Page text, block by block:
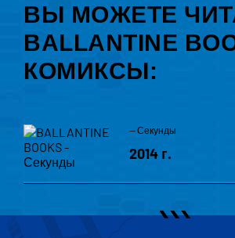
ВЫ МОЖЕТЕ
BALLANTINE
КОМИКСЫ:
— Секунды
2014 г.